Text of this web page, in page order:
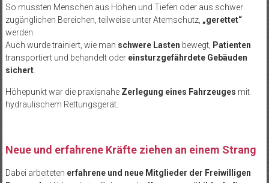
So mussten Menschen aus Höhen und Tiefen oder aus schwer
zugänglichen Bereichen, teilweise unter Atemschutz, „gerettet“
werden.
Auch wurde trainiert, wie man schwere Lasten bewegt, Patienten
transportiert und behandelt oder einsturzgefährdete Gebäuden
sichert.
Höhepunkt war die praxisnahe Zerlegung eines Fahrzeuges mit
hydraulischem Rettungsgerät.
Neue und erfahrene Kräfte ziehen an einem Strang
Dabei arbeiteten erfahrene und neue Mitglieder der Freiwilligen